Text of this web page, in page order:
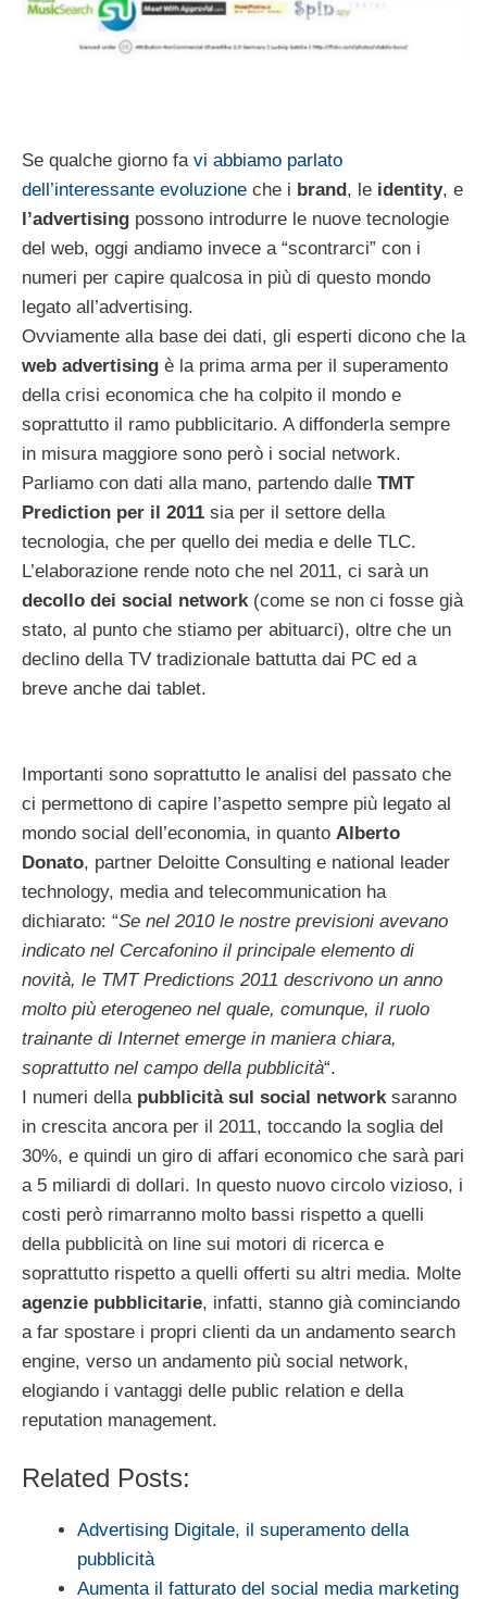
Se qualche giorno fa vi abbiamo parlato
dell’interessante evoluzione che i brand, le identity, e
l’advertising possono introdurre le nuove tecnologie
del web, oggi andiamo invece a “scontrarci” con i
numeri per capire qualcosa in più di questo mondo
legato all’advertising.
Ovviamente alla base dei dati, gli esperti dicono che la
web advertising è la prima arma per il superamento
della crisi economica che ha colpito il mondo e
soprattutto il ramo pubblicitario. A diffonderla sempre
in misura maggiore sono però i social network.
Parliamo con dati alla mano, partendo dalle TMT
Prediction per il 2011 sia per il settore della
tecnologia, che per quello dei media e delle TLC.
L’elaborazione rende noto che nel 2011, ci sarà un
decollo dei social network (come se non ci fosse già
stato, al punto che stiamo per abituarci), oltre che un
declino della TV tradizionale battutta dai PC ed a
breve anche dai tablet.
Importanti sono soprattutto le analisi del passato che
ci permettono di capire l’aspetto sempre più legato al
mondo social dell’economia, in quanto Alberto
Donato, partner Deloitte Consulting e national leader
technology, media and telecommunication ha
dichiarato: “Se nel 2010 le nostre previsioni avevano
indicato nel Cercafonino il principale elemento di
novità, le TMT Predictions 2011 descrivono un anno
molto più eterogeneo nel quale, comunque, il ruolo
trainante di Internet emerge in maniera chiara,
soprattutto nel campo della pubblicità“.
I numeri della pubblicità sul social networksaranno
in crescita ancora per il 2011, toccando la soglia del
30%, e quindi un giro di affari economico che sarà pari
a 5 miliardi di dollari. In questo nuovo circolo vizioso, i
costi però rimarranno molto bassi rispetto a quelli
della pubblicità on line sui motori di ricerca e
soprattutto rispetto a quelli offerti su altri media. Molte
agenzie pubblicitarie, infatti, stanno già cominciando
a far spostare i propri clienti da un andamento search
engine, verso un andamento più social network,
elogiando i vantaggi delle public relation e della
reputation management.
Related Posts:
Advertising Digitale, il superamento della
pubblicità
Aumenta il fatturato del social media marketing